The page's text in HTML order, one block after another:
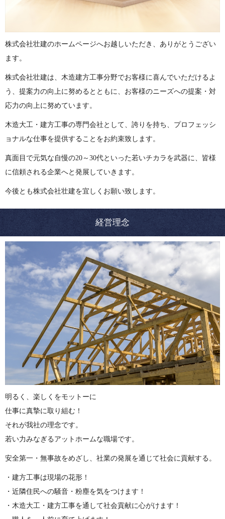
株式会社壮建のホームページへお越しいただき、ありがとうござい
ます。
株式会社壮建は、木造建方工事分野でお客様に喜んでいただけるよ
う、提案力の向上に努めるとともに、お客様のニーズへの提案・対
応力の向上に努めています。
木造大工・建方工事の専門会社として、誇りを持ち、プロフェッシ
ョナルな仕事を提供することをお約束致します。
真面目で元気な自慢の20～30代といった若いチカラを武器に、皆様
に信頼される企業へと発展していきます。
今後とも株式会社壮建を宜しくお願い致します。
経営理念
明るく、楽しくをモットーに
仕事に真摯に取り組む！
それが我社の理念です。
若い力みなぎるアットホームな職場です。
安全第一・無事故をめざし、社業の発展を通じて社会に貢献する。
・建方工事は現場の花形！
・近隣住民への騒音・粉塵を気をつけます！
・木造大工・建方工事を通して社会貢献に心がけます！